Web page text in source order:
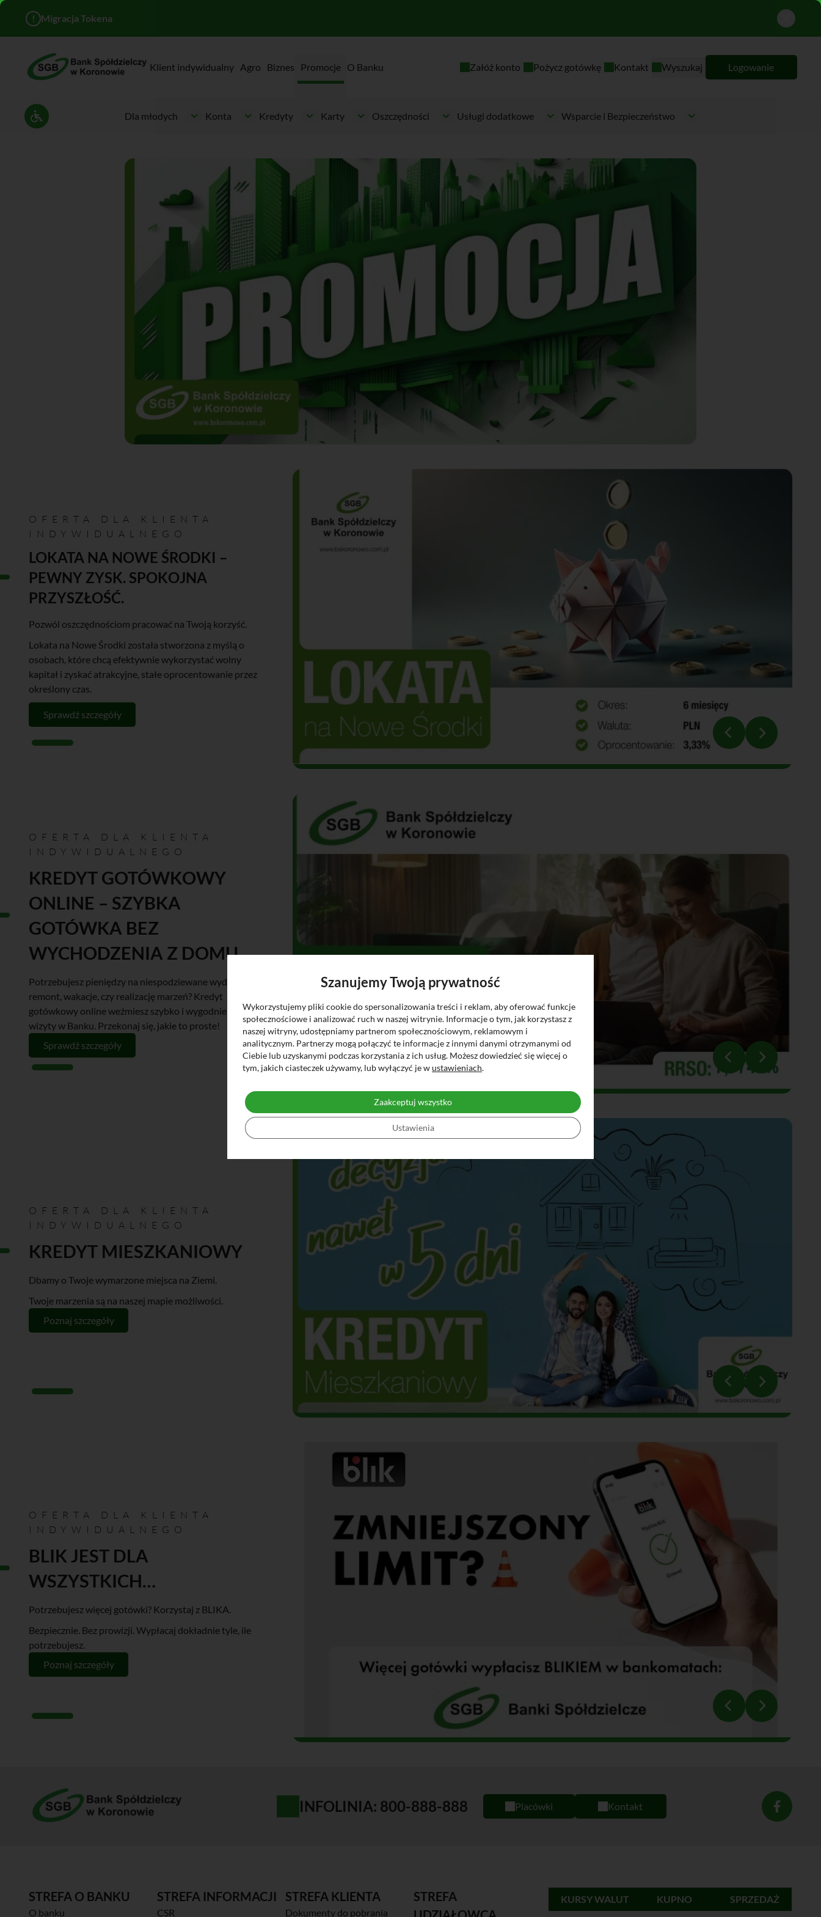
! Migracja Tokena
Ustawienia dostępności
Klient indywidualny Agro Biznes Promocje O Banku Załóż konto Pożycz gotówkę Kontakt Wyszukaj Logowanie
Dla młodych Konta Kredyty Karty Oszczędności Usługi dodatkowe Wsparcie i Bezpieczeństwo
OFERTA DLA KLIENTA
INDYWIDUALNEGO
LOKATA NA NOWE ŚRODKI –
PEWNY ZYSK. SPOKOJNA
PRZYSZŁOŚĆ.
Pozwól oszczędnościom pracować na Twoją korzyść.
Lokata na Nowe Środki została stworzona z myślą o
osobach, które chcą efektywnie wykorzystać wolny
kapitał i zyskać atrakcyjne, stałe oprocentowanie przez
określony czas.
Sprawdź szczegóły
OFERTA DLA KLIENTA
INDYWIDUALNEGO
KREDYT GOTÓWKOWY
ONLINE – SZYBKA
GOTÓWKA BEZ
WYCHODZENIA Z DOMU.
Potrzebujesz pieniędzy na niespodziewane wydatki,
remont, wakacje, czy realizację marzeń? Kredyt
gotówkowy online weźmiesz szybko i wygodnie bez
wizyty w Banku. Przekonaj się, jakie to proste!
Sprawdź szczegóły
OFERTA DLA KLIENTA
INDYWIDUALNEGO
KREDYT MIESZKANIOWY
Dbamy o Twoje wymarzone miejsca na Ziemi.
Twoje marzenia są na naszej mapie możliwości.
Poznaj szczegóły
OFERTA DLA KLIENTA
INDYWIDUALNEGO
BLIK JEST DLA
WSZYSTKICH…
Potrzebujesz więcej gotówki? Korzystaj z BLIKA.
Bezpiecznie. Bez prowizji. Wypłacaj dokładnie tyle, ile
potrzebujesz.
Poznaj szczegóły
INFOLINIA: 800-888-888 Placówki Kontakt
STREFA O BANKU
O banku
STREFA INFORMACJI
CSR
STREFA KLIENTA
Dokumenty do pobrania
STREFA
KURSY WALUT KUPNO SPRZEDAŻ
Szanujemy Twoją prywatność
Wykorzystujemy pliki cookie do spersonalizowania treści i reklam, aby oferować funkcje
społecznościowe i analizować ruch w naszej witrynie. Informacje o tym, jak korzystasz z
naszej witryny, udostępniamy partnerom społecznościowym, reklamowym i
analitycznym. Partnerzy mogą połączyć te informacje z innymi danymi otrzymanymi od
Ciebie lub uzyskanymi podczas korzystania z ich usług. Możesz dowiedzieć się więcej o
tym, jakich ciasteczek używamy, lub wyłączyć je wustawieniach.
Zaakceptuj wszystko
Ustawienia